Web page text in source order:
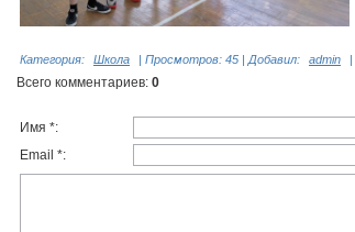
Категория: Школа | Просмотров: 45 | Добавил: admin |
Всего комментариев: 0
Имя *:
Email *: